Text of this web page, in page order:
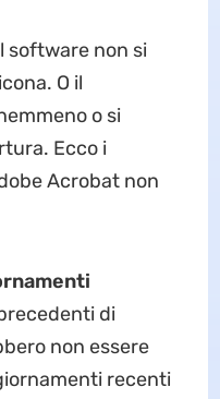
software non si
O il
o si
Ecco i
Acrobat non
di
non essere
recenti